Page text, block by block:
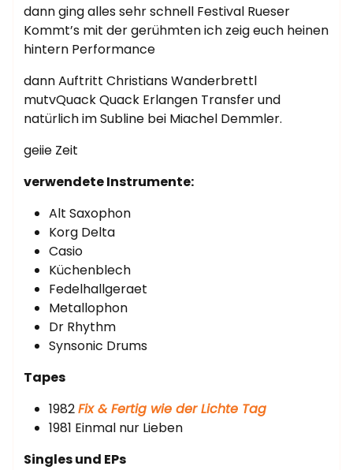
dann ging alles sehr schnell Festival Rueser
Kommt’s mit der gerühmten ich zeig euch heinen
hintern Performance
dann Auftritt Christians Wanderbrettl
mutvQuack Quack Erlangen Transfer und
natürlich im Subline bei Miachel Demmler.
geiie Zeit
verwendete Instrumente:
Alt Saxophon
Korg Delta
Casio
Küchenblech
Fedelhallgeraet
Metallophon
Dr Rhythm
Synsonic Drums
Tapes
1982Fix & Fertig wie der Lichte Tag
1981 Einmal nur Lieben
Singles und EPs